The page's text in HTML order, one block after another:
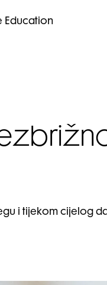
Education
i tijekom cijelog